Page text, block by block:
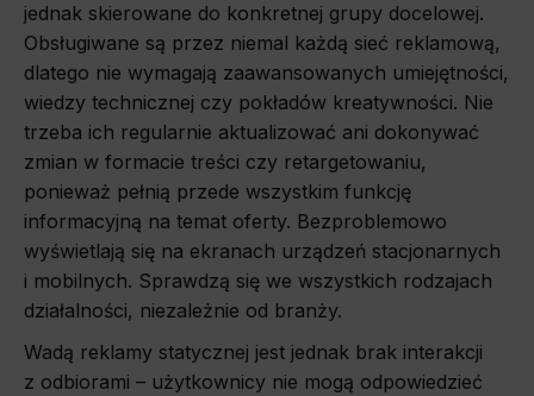
jednak skierowane do konkretnej grupy docelowej.
Obsługiwane są przez niemal każdą sieć reklamową,
dlatego nie wymagają zaawansowanych umiejętności,
wiedzy technicznej czy pokładów kreatywności. Nie
trzeba ich regularnie aktualizować ani dokonywać
zmian w formacie treści czy retargetowaniu,
ponieważ pełnią przede wszystkim funkcję
informacyjną na temat oferty. Bezproblemowo
wyświetlają się na ekranach urządzeń stacjonarnych
i mobilnych. Sprawdzą się we wszystkich rodzajach
działalności, niezależnie od branży.
Wadą reklamy statycznej jest jednak brak interakcji
z odbiorami – użytkownicy nie mogą odpowiedzieć